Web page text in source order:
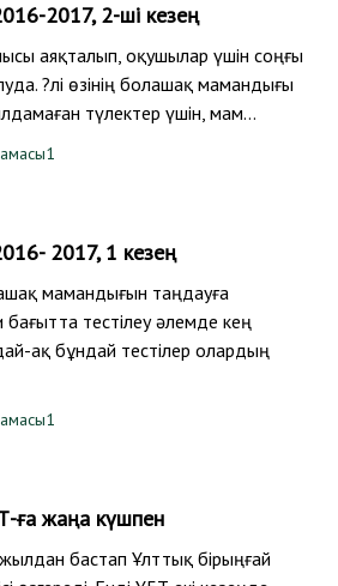
2017, 2-ші кезең
аяқталып, оқушылар үшін соңғы
?лі өзінің болашақ мамандығы
түлектер үшін, мам…
2017, 1 кезең
мамандығын таңдауға
бағытта тестілеу әлемде кең
ақ бұндай тестілер олардың
ға жаңа күшпен
бастап Ұлттық бірыңғай